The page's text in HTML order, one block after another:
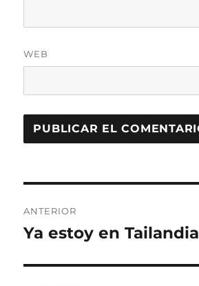
WEB
de
ANTERIOR
Entrada
Ya estoy en Tailandia